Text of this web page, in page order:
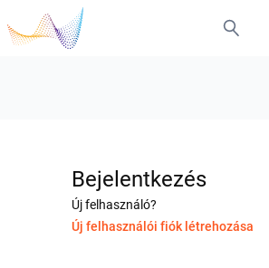
Bejelentkezés
Új felhasználó?
Új felhasználói fiók létrehozása